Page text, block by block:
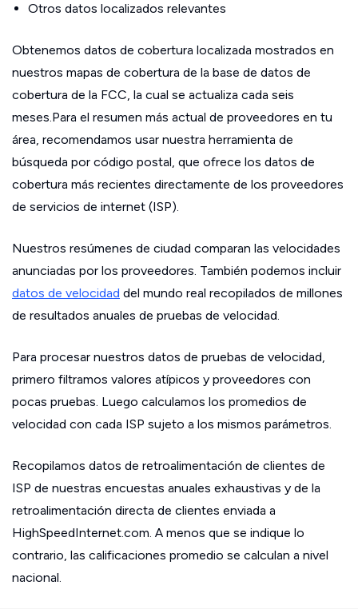
Otros datos localizados relevantes
Obtenemos datos de cobertura localizada mostrados en
nuestros mapas de cobertura de la base de datos de
cobertura de la FCC, la cual se actualiza cada seis
meses.Para el resumen más actual de proveedores en tu
área, recomendamos usar nuestra herramienta de
búsqueda por código postal, que ofrece los datos de
cobertura más recientes directamente de los proveedores
de servicios de internet (ISP).
Nuestros resúmenes de ciudad comparan las velocidades
anunciadas por los proveedores. También podemos incluir
datos de velocidad del mundo real recopilados de millones
de resultados anuales de pruebas de velocidad.
Para procesar nuestros datos de pruebas de velocidad,
primero filtramos valores atípicos y proveedores con
pocas pruebas. Luego calculamos los promedios de
velocidad con cada ISP sujeto a los mismos parámetros.
Recopilamos datos de retroalimentación de clientes de
ISP de nuestras encuestas anuales exhaustivas y de la
retroalimentación directa de clientes enviada a
HighSpeedInternet.com. A menos que se indique lo
contrario, las calificaciones promedio se calculan a nivel
nacional.